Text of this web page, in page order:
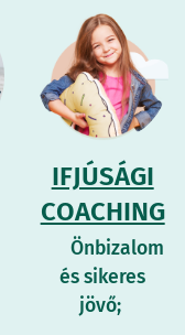
IFJÚSÁGI
COACHING
🌟 Önbizalom
és sikeres
jövő;